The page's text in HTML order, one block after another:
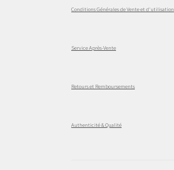
Conditions Générales de Vente et d'utilisation
Service Après-Vente
Retours et Remboursements
Authenticité & Qualité